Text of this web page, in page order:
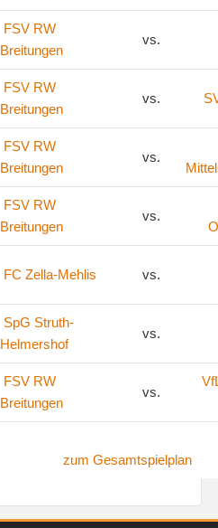
FSV RW
Breitungen
vs.
FSV RW
Breitungen
vs.
FSV RW
Breitungen
vs.
FSV RW
Breitungen
vs.
FC Zella-Mehlis vs.
SpG Struth-
Helmershof
vs.
FSV RW
Breitungen
vs.
zum Gesamtspielplan